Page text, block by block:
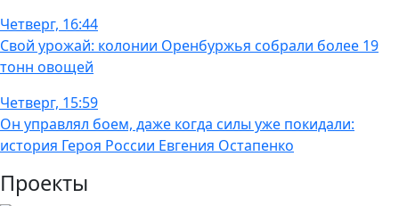
Четверг, 16:44
Свой урожай: колонии Оренбуржья собрали более 19
тонн овощей
Четверг, 15:59
Он управлял боем, даже когда силы уже покидали:
история Героя России Евгения Остапенко
Проекты